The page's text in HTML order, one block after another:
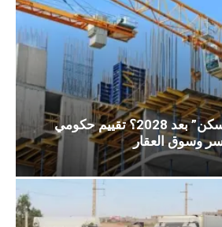
هل يستمر “دعم السكن” بعد 2028؟ تقييم حكومي
وسوق العقار